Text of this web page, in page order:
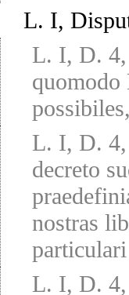
L. I,
L. I, D. 4,
quomodo
L. I, D. 4,
decreto
nostras
particulari
L. I, D. 4,